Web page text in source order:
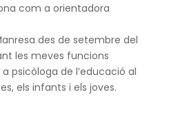
com a orientadora
des de setembre del
les meves funcions
psicòloga de l’educació al
els infants i els joves.